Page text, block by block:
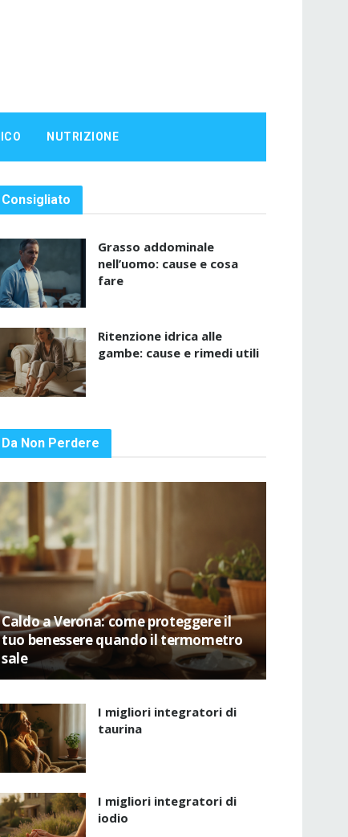
NUTRIZIONE
Consigliato
Grasso addominale
nell’uomo: cause e cosa
fare
Ritenzione idrica alle
gambe: cause e rimedi utili
Da Non Perdere
Caldo a Verona: come proteggere il
tuo benessere quando il termometro
sale
I migliori integratori di
taurina
I migliori integratori di
iodio